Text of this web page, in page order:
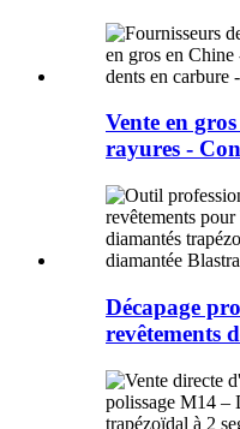
Vente en
rayures -
Décapage
revêtements